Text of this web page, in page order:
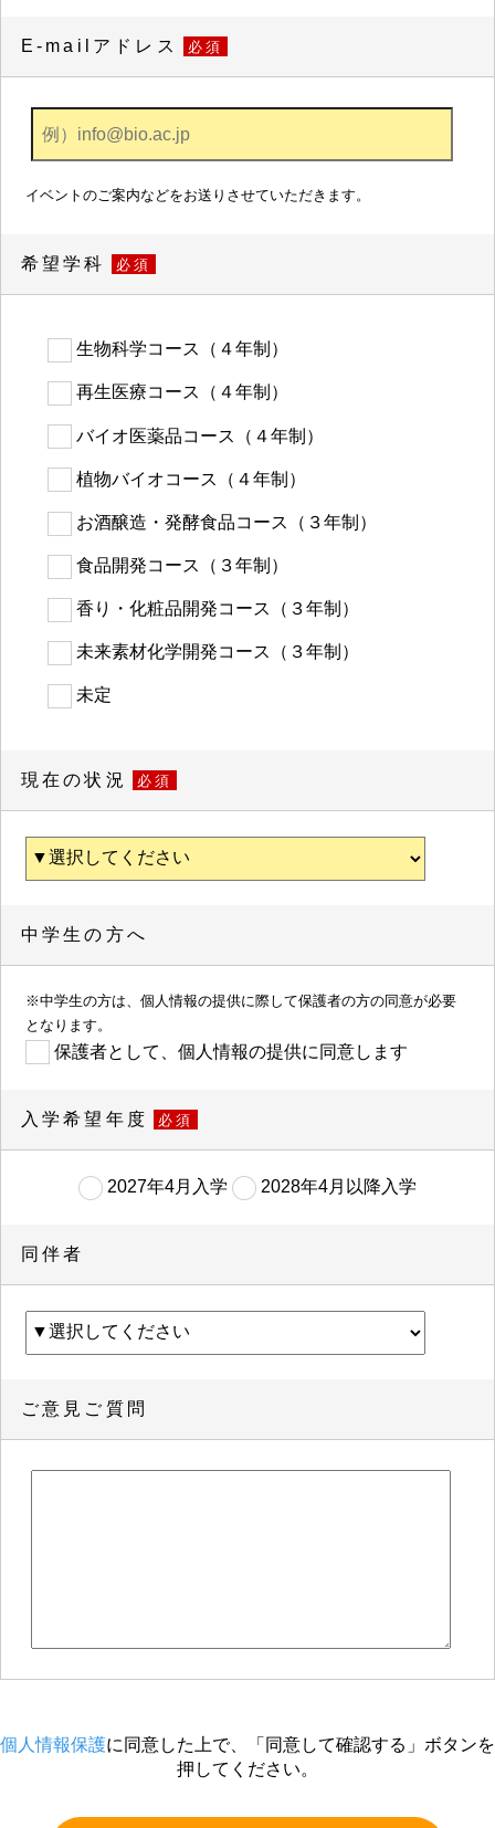
E-mailアドレス 必須
イベントのご案内などをお送りさせていただきます。
希望学科 必須
生物科学コース（４年制）
再生医療コース（４年制）
バイオ医薬品コース（４年制）
植物バイオコース（４年制）
お酒醸造・発酵食品コース（３年制）
食品開発コース（３年制）
香り・化粧品開発コース（３年制）
未来素材化学開発コース（３年制）
未定
現在の状況 必須
中学生の方へ
※中学生の方は、個人情報の提供に際して保護者の方の同意が必要
となります。
保護者として、個人情報の提供に同意します
入学希望年度 必須
2027年4月入学 2028年4月以降入学
同伴者
ご意見ご質問
個人情報保護に同意した上で、「同意して確認する」ボタンを
押してください。